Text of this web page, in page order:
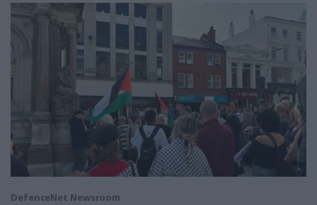
DefenceNet Newsroom